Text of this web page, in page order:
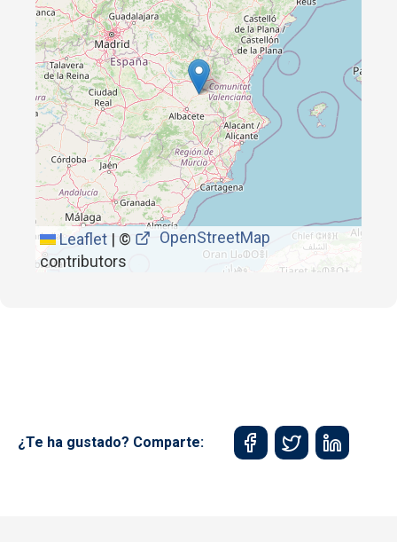
Leaflet | ©
OpenStreetMap
contributors
¿Te ha gustado? Comparte: